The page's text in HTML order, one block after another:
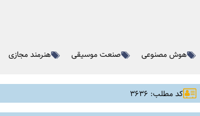
هوش مصنوعی صنعت موسیقی هنرمند مجازی
کد مطلب: ۳۶۳۶